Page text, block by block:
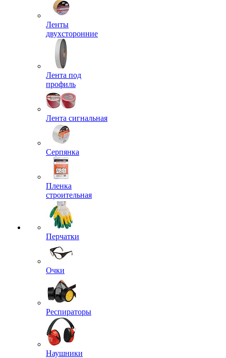
Ленты
двухсторонние
Лента под
профиль
Лента сигнальная
Серпянка
Пленка
строительная
Перчатки
Очки
Респираторы
Наушники